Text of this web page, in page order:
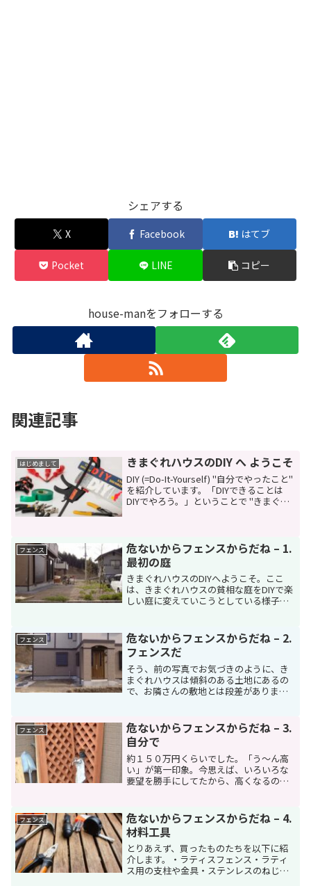
シェアする
X Facebook はてブ
Pocket LINE コピー
house-manをフォローする
関連記事
はじめまして きまぐれハウスのDIY へ ようこそ
DIY (=Do-It-Yourself) "自分でやったこと"
を紹介しています。「DIYできることは
DIYでやろう。」ということで "きまぐれ"
フェンス
危ないからフェンスからだね – 1.
最初の庭
きまぐれハウスのDIYへようこそ。ここ
は、きまぐれハウスの貧相な庭をDIYで楽
しい庭に変えていこうとしている様子を
でいませんが…最初はこんな庭でした。
カーポートと玄関ア...
フェンス
危ないからフェンスからだね – 2.
フェンスだ
そう、前の写真でお気づきのように、き
まぐれハウスは傾斜のある土地にあるの
で、お隣さんの敷地とは段差がありま
はすまないです。だから、きまぐれハウ
スに最初につくるのは、危な...
フェンス
危ないからフェンスからだね – 3.
自分で
約１５０万円くらいでした。「う〜ん高
い」が第一印象。今思えば、いろいろな
要望を勝手にしてたから、高くなるのは
して、ラティスフェンス は家の前面だけ
にしよう前面以外の境界...
フェンス
危ないからフェンスからだね – 4.
材料工具
とりあえず、買ったものたちを以下に紹
介します。・ラティスフェンス・ラティ
ス用の支柱や金具・ステンレスのねじ・